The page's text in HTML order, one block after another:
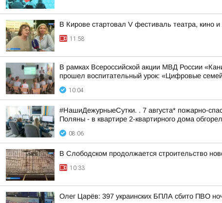
В Кирове стартовал V фестиваль театра, кино
11:58
В рамках Всероссийской акции МВД России
прошел воспитательный урок: «Цифровые
10:04
#НашиДежурныеСутки. . 7 августа* пожарно-
Поляны - в квартире 2-квартирного дома
08:06
В Слободском продолжается строительство
10:33
Олег Царёв: 397 украинских БПЛА сбито ПВО